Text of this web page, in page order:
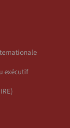
exécutif